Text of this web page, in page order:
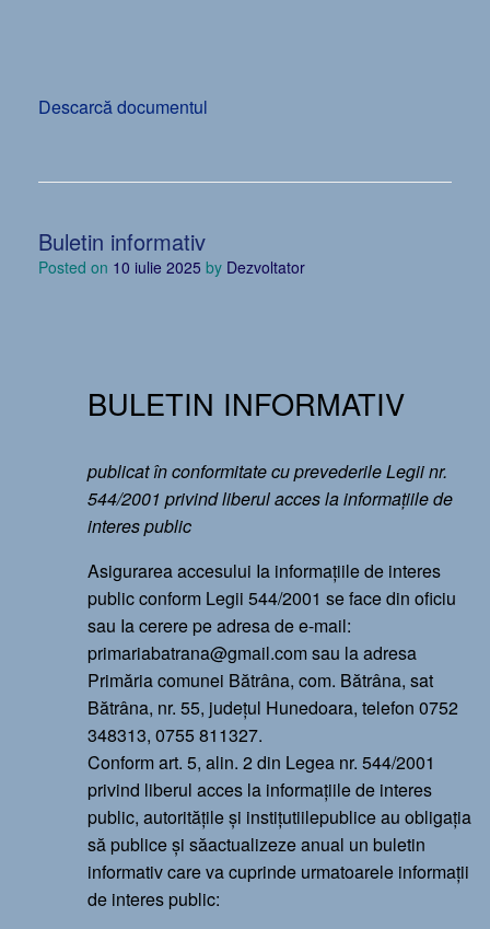
Descarcă documentul
Buletin informativ
Posted on 10 iulie 2025 by Dezvoltator
BULETIN INFORMATIV
publicat în conformitate cu prevederile Legii nr.
544/2001 privind liberul acces la informațiile de
interes public
Asigurarea accesului Ia informațiile de interes
public conform Legii 544/2001 se face din oficiu
sau Ia cerere pe adresa de e-mail:
primariabatrana@gmail.com sau la adresa
Primăria comunei Bătrâna, com. Bătrâna, sat
Bătrâna, nr. 55, județul Hunedoara, telefon 0752
348313, 0755 811327.
Conform art. 5, alin. 2 din Legea nr. 544/2001
privind liberul acces la informațiile de interes
public, autoritățile și instițutiilepublice au obligația
să publice și săactualizeze anual un buletin
informativ care va cuprinde urmatoarele informații
de interes public: